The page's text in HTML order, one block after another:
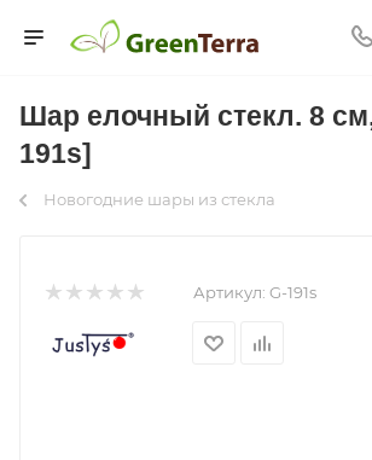
Шар елочный стекл. 8
191s]
Новогодние шары из стекла
Артикул: G-191s